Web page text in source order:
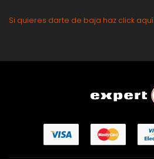
Si quieres darte de baja haz click aquí